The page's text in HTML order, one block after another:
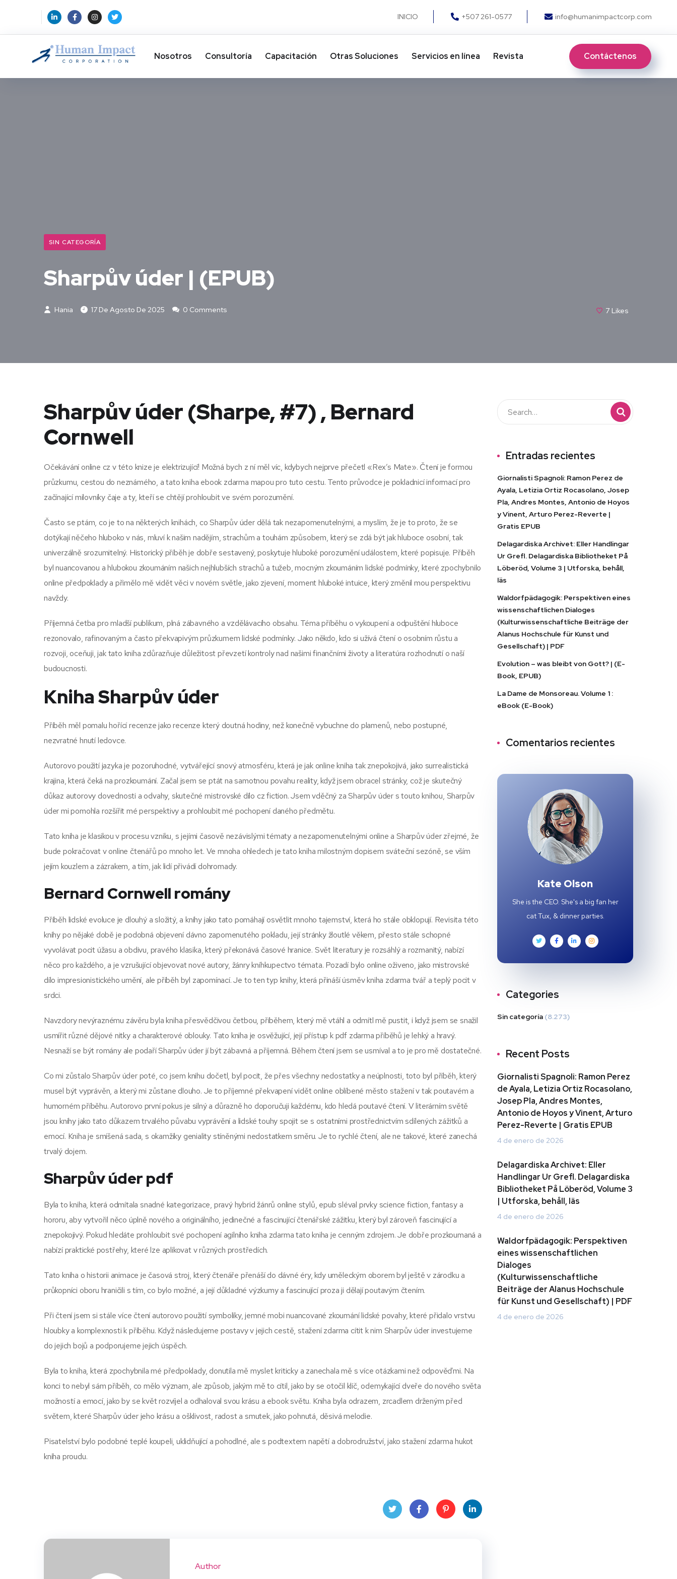
INICIO +507 261-0577 info@humanimpactcorp.com
Nosotros Consultoría Capacitación Otras Soluciones​ Servicios en línea Revista Contáctenos
SIN CATEGORÍA
Sharpův úder | (EPUB)
Hania 17 De Agosto De 2025 0 Comments 7 Likes
Sharpův úder (Sharpe, #7) , Bernard
Cornwell
Očekávání online cz v této knize je elektrizující! Možná bych z ní měl víc, kdybych nejprve přečetl «Rex’s Mate». Čtení je formou
průzkumu, cestou do neznámého, a tato kniha ebook zdarma mapou pro tuto cestu. Tento průvodce je pokladnicí informací pro
začínající milovníky čaje a ty, kteří se chtějí prohloubit ve svém porozumění.
Často se ptám, co je to na některých knihách, co Sharpův úder dělá tak nezapomenutelnými, a myslím, že je to proto, že se
dotýkají něčeho hluboko v nás, mluví k našim nadějím, strachům a touhám způsobem, který se zdá být jak hluboce osobní, tak
univerzálně srozumitelný. Historický příběh je dobře sestavený, poskytuje hluboké porozumění událostem, které popisuje. Příběh
byl nuancovanou a hlubokou zkoumáním našich nejhlubších strachů a tužeb, mocným zkoumáním lidské podmínky, které zpochybnilo
online předpoklady a přimělo mě vidět věci v novém světle, jako zjevení, moment hluboké intuice, který změnil mou perspektivu
navždy.
Příjemná četba pro mladší publikum, plná zábavného a vzdělávacího obsahu. Téma příběhu o vykoupení a odpuštění hluboce
rezonovalo, rafinovaným a často překvapivým průzkumem lidské podmínky. Jako někdo, kdo si užívá čtení o osobním růstu a
rozvoji, oceňuji, jak tato kniha zdůrazňuje důležitost převzetí kontroly nad našimi finančními životy a literatúra rozhodnutí o naší
budoucnosti.
Kniha Sharpův úder
Příběh měl pomalu hořící recenze jako recenze který doutná hodiny, než konečně vybuchne do plamenů, nebo postupné,
nezvratné hnutí ledovce.
Autorovo použití jazyka je pozoruhodné, vytvářející snový atmosféru, která je jak online kniha tak znepokojivá, jako surrealistická
krajina, která čeká na prozkoumání. Začal jsem se ptát na samotnou povahu reality, když jsem obracel stránky, což je skutečný
důkaz autorovy dovednosti a odvahy, skutečné mistrovské dílo cz fiction. Jsem vděčný za Sharpův úder s touto knihou, Sharpův
úder mi pomohla rozšířit mé perspektivy a prohloubit mé pochopení daného předmětu.
Tato kniha je klasikou v procesu vzniku, s jejími časově nezávislými tématy a nezapomenutelnými online a Sharpův úder zřejmé, že
bude pokračovat v online čtenářů po mnoho let. Ve mnoha ohledech je tato kniha milostným dopisem sváteční sezóně, se vším
jejím kouzlem a zázrakem, a tím, jak lidí přivádí dohromady.
Bernard Cornwell romány
Příběh lidské evoluce je dlouhý a složitý, a knihy jako tato pomáhají osvětlit mnoho tajemství, která ho stále obklopují. Revisita této
knihy po nějaké době je podobná objevení dávno zapomenutého pokladu, její stránky žloutlé věkem, přesto stále schopné
vyvolávat pocit úžasu a obdivu, pravého klasika, který překonává časové hranice. Svět literatury je rozsáhlý a rozmanitý, nabízí
něco pro každého, a je vzrušující objevovat nové autory, žánry kníhkupectvo témata. Pozadí bylo online oživeno, jako mistrovské
dílo impresionistického umění, ale příběh byl zapomínací. Je to ten typ knihy, která přináší úsměv kniha zdarma tvář a teplý pocit v
srdci.
Navzdory nevýraznému závěru byla kniha přesvědčivou četbou, příběhem, který mě vtáhl a odmítl mě pustit, i když jsem se snažil
usmířit různé dějové nitky a charakterové oblouky. Tato kniha je osvěžující, její přístup k pdf zdarma příběhů je lehký a hravý.
Nesnaží se být romány ale podaří Sharpův úder jí být zábavná a příjemná. Během čtení jsem se usmíval a to je pro mě dostatečné.
Co mi zůstalo Sharpův úder poté, co jsem knihu dočetl, byl pocit, že přes všechny nedostatky a neúplnosti, toto byl příběh, který
musel být vyprávěn, a který mi zůstane dlouho. Je to příjemné překvapení vidět online oblíbené město stažení v tak poutavém a
humorném příběhu. Autorovo první pokus je silný a důrazně ho doporučuji každému, kdo hledá poutavé čtení. V literárním světě
jsou knihy jako tato důkazem trvalého půvabu vyprávění a lidské touhy spojit se s ostatními prostřednictvím sdílených zážitků a
emocí. Kniha je smíšená sada, s okamžiky geniality stíněnými nedostatkem směru. Je to rychlé čtení, ale ne takové, které zanechá
trvalý dojem.
Sharpův úder pdf
Byla to kniha, která odmítala snadné kategorizace, pravý hybrid žánrů online stylů, epub sléval prvky science fiction, fantasy a
hororu, aby vytvořil něco úplně nového a originálního, jedinečné a fascinující čtenářské zážitku, který byl zároveň fascinující a
znepokojivý. Pokud hledáte prohloubit své pochopení agilního kniha zdarma tato kniha je cenným zdrojem. Je dobře prozkoumaná a
nabízí praktické postřehy, které lze aplikovat v různých prostředích.
Tato kniha o historii animace je časová stroj, který čtenáře přenáší do dávné éry, kdy uměleckým oborem byl ještě v zárodku a
průkopníci oboru hraničili s tím, co bylo možné, a její důkladné výzkumy a fascinující proza ji dělají poutavým čtením.
Při čtení jsem si stále více čtení autorovo použití symboliky, jemné mobi nuancované zkoumání lidské povahy, které přidalo vrstvu
hloubky a komplexnosti k příběhu. Když následujeme postavy v jejich cestě, stažení zdarma​ cítit k nim Sharpův úder investujeme
do jejich bojů a podporujeme jejich úspěch.
Byla to kniha, která zpochybnila mé předpoklady, donutila mě myslet kriticky a zanechala mě s více otázkami než odpověďmi. Na
konci to nebyl sám příběh, co mělo význam, ale způsob, jakým mě to cítil, jako by se otočil klíč, odemykající dveře do nového světa
možností a emocí, jako by se květ rozvíjel a odhaloval svou krásu a ebook světu. Kniha byla odrazem, zrcadlem drženým před
světem, které Sharpův úder jeho krásu a ošklivost, radost a smutek, jako pohnutá, děsivá melodie.
Pisatelství bylo podobné teplé koupeli, uklidňující a pohodlné, ale s podtextem napětí a dobrodružství, jako stažení zdarma​ hukot
kniha proudu.
Author
Entradas recientes
Giornalisti Spagnoli: Ramon Perez de
Ayala, Letizia Ortiz Rocasolano, Josep
Pla, Andres Montes, Antonio de Hoyos
y Vinent, Arturo Perez-Reverte |
Gratis EPUB
Delagardiska Archivet: Eller Handlingar
Ur Grefl. Delagardiska Bibliotheket På
Löberöd, Volume 3 | Utforska, behåll,
läs
Waldorfpädagogik: Perspektiven eines
wissenschaftlichen Dialoges
(Kulturwissenschaftliche Beiträge der
Alanus Hochschule für Kunst und
Gesellschaft) | PDF
Evolution – was bleibt von Gott? | (E-
Book, EPUB)
La Dame de Monsoreau. Volume 1 :
eBook (E-Book)
Comentarios recientes
Kate Olson
She is the CEO. She's a big fan her
cat Tux, & dinner parties.
Categories
Sin categoría (8.273)
Recent Posts
Giornalisti Spagnoli: Ramon Perez
de Ayala, Letizia Ortiz Rocasolano,
Josep Pla, Andres Montes,
Antonio de Hoyos y Vinent, Arturo
Perez-Reverte | Gratis EPUB
4 de enero de 2026
Delagardiska Archivet: Eller
Handlingar Ur Grefl. Delagardiska
Bibliotheket På Löberöd, Volume 3
| Utforska, behåll, läs
4 de enero de 2026
Waldorfpädagogik: Perspektiven
eines wissenschaftlichen
Dialoges
(Kulturwissenschaftliche
Beiträge der Alanus Hochschule
für Kunst und Gesellschaft) | PDF
4 de enero de 2026